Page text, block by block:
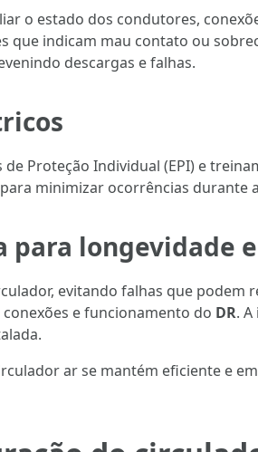
o estado dos condutores,
que indicam mau contato ou
descargas e falhas.
Proteção Individual (EPI) e
minimizar ocorrências durante
longevidade
evitando falhas que podem
e funcionamento do DR.
ar se mantém eficiente e